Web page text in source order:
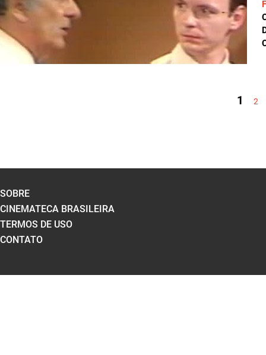
1 2
SOBRE
CINEMATECA BRASILEIRA
TERMOS DE USO
CONTATO